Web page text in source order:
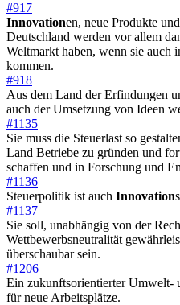
#917
Innovationen, neue Produkte
Deutschland werden vor allem
Weltmarkt haben, wenn sie auch
kommen.
#918
Aus dem Land der Erfindungen
auch der Umsetzung von Ideen
#1135
Sie muss die Steuerlast so
Land Betriebe zu gründen und
schaffen und in Forschung und
#1136
Steuerpolitik ist auch Innovation
#1137
Sie soll, unabhängig von der
Wettbewerbsneutralität
überschaubar sein.
#1206
Ein zukunftsorientierter Umwelt-
für neue Arbeitsplätze.